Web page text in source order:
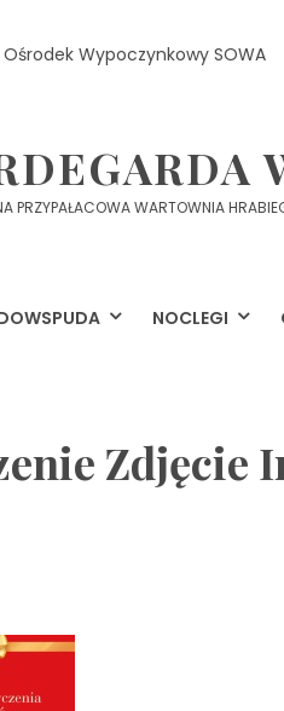
Ośrodek Wypoczynkowy SOWA
PRZYPAŁACOWA WARTOWNIA
NOCLEGI
Zdjęcie